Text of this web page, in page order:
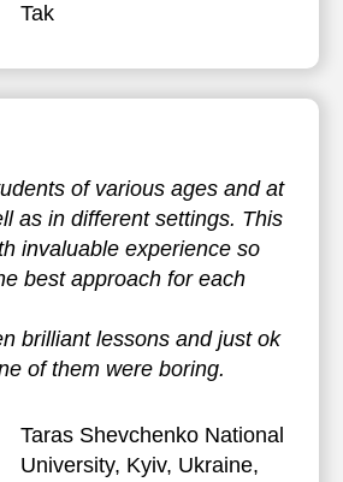
Tak
of various ages and at
as in different settings. This
invaluable experience so
best approach for each
brilliant lessons and just ok
of them were boring.
Taras Shevchenko National
University, Kyiv, Ukraine,